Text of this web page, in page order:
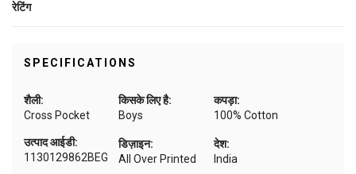
रेटिंग
SPECIFICATIONS
शैली:
Cross Pocket
किसके लिए है:
Boys
कपड़ा:
100% Cotton
डिज़ाइन:
All Over Printed
देश:
India
उत्पाद आईडी:
1130129862BEG